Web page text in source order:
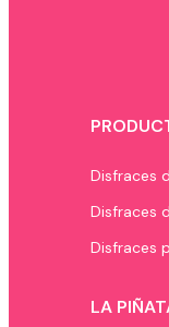
Disfraces
Disfraces
Disfraces
LA